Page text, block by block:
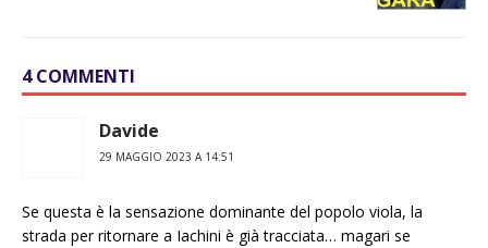
4 COMMENTI
Davide
29 MAGGIO 2023 A 14:51
Se questa è la sensazione dominante del popolo viola, la
strada per ritornare a Iachini è già tracciata… magari se